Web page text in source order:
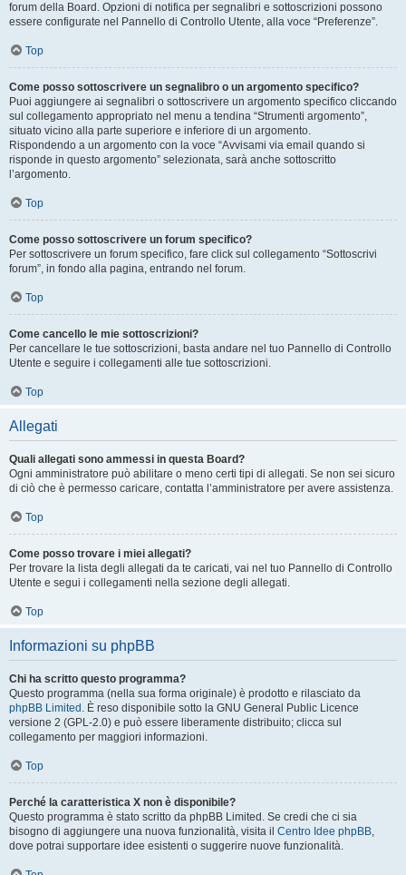
forum della Board. Opzioni di notifica per segnalibri e sottoscrizioni possono
essere configurate nel Pannello di Controllo Utente, alla voce “Preferenze”.
Top
Come posso sottoscrivere un segnalibro o un argomento specifico?
Puoi aggiungere ai segnalibri o sottoscrivere un argomento specifico cliccando
sul collegamento appropriato nel menu a tendina “Strumenti argomento”,
situato vicino alla parte superiore e inferiore di un argomento.
Rispondendo a un argomento con la voce “Avvisami via email quando si
risponde in questo argomento” selezionata, sarà anche sottoscritto
l’argomento.
Top
Come posso sottoscrivere un forum specifico?
Per sottoscrivere un forum specifico, fare click sul collegamento “Sottoscrivi
forum”, in fondo alla pagina, entrando nel forum.
Top
Come cancello le mie sottoscrizioni?
Per cancellare le tue sottoscrizioni, basta andare nel tuo Pannello di Controllo
Utente e seguire i collegamenti alle tue sottoscrizioni.
Top
Allegati
Quali allegati sono ammessi in questa Board?
Ogni amministratore può abilitare o meno certi tipi di allegati. Se non sei sicuro
di ciò che è permesso caricare, contatta l’amministratore per avere assistenza.
Top
Come posso trovare i miei allegati?
Per trovare la lista degli allegati da te caricati, vai nel tuo Pannello di Controllo
Utente e segui i collegamenti nella sezione degli allegati.
Top
Informazioni su phpBB
Chi ha scritto questo programma?
Questo programma (nella sua forma originale) è prodotto e rilasciato da
phpBB Limited . È reso disponibile sotto la GNU General Public Licence
versione 2 (GPL-2.0) e può essere liberamente distribuito; clicca sul
collegamento per maggiori informazioni.
Top
Perché la caratteristica X non è disponibile?
Questo programma è stato scritto da phpBB Limited. Se credi che ci sia
bisogno di aggiungere una nuova funzionalità, visita il Centro Idee phpBB,
dove potrai supportare idee esistenti o suggerire nuove funzionalità.